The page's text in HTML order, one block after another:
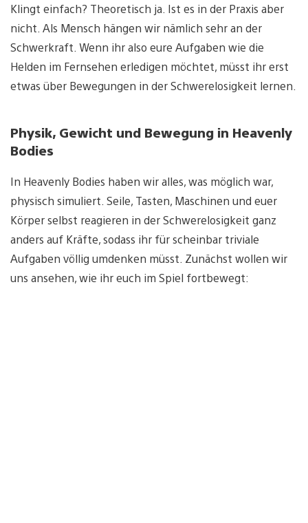
Klingt einfach? Theoretisch ja. Ist es in der Praxis aber
nicht. Als Mensch hängen wir nämlich sehr an der
Schwerkraft. Wenn ihr also eure Aufgaben wie die
Helden im Fernsehen erledigen möchtet, müsst ihr erst
etwas über Bewegungen in der Schwerelosigkeit lernen.
Physik, Gewicht und Bewegung in Heavenly
Bodies
In Heavenly Bodies haben wir alles, was möglich war,
physisch simuliert. Seile, Tasten, Maschinen und euer
Körper selbst reagieren in der Schwerelosigkeit ganz
anders auf Kräfte, sodass ihr für scheinbar triviale
Aufgaben völlig umdenken müsst. Zunächst wollen wir
uns ansehen, wie ihr euch im Spiel fortbewegt: